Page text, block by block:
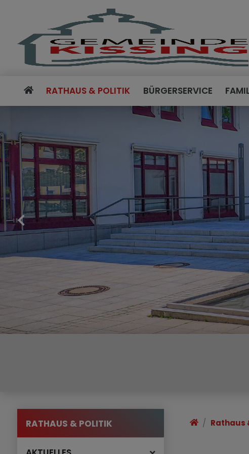
RATHAUS & POLITIK BÜRGERSERVICE
RATHAUS & POLITIK Rathaus